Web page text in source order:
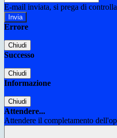
E-mail inviata, si prega di
Errore
Chiudi
Successo
Chiudi
Informazione
Chiudi
Attendere...
Attendere il completamento